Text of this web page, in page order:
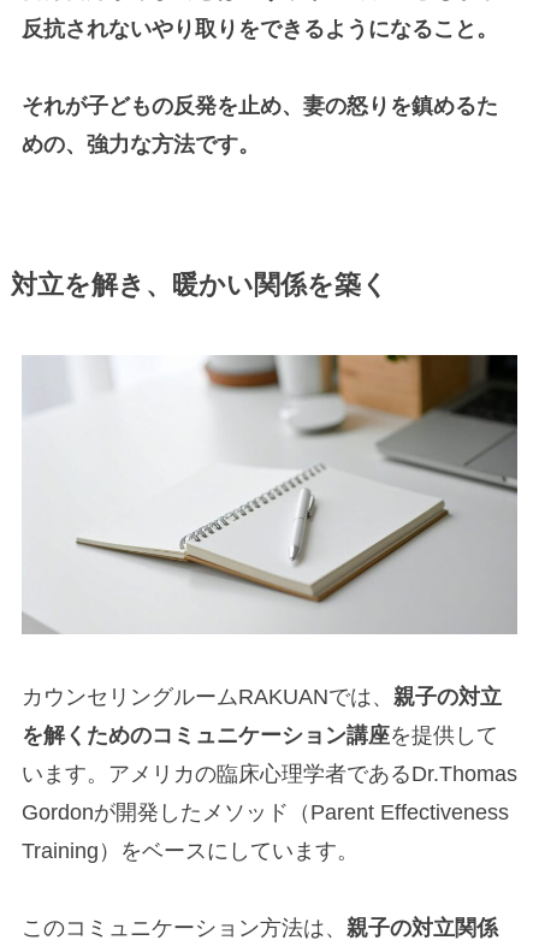
反抗されないやり取りをできるようになること。
それが子どもの反発を止め、妻の怒りを鎮めるた
めの、強力な方法です。
対立を解き、暖かい関係を築く
カウンセリングルームRAKUANでは、 親子の対立
を解くためのコミュニケーション講座を提供して
います。アメリカの臨床心理学者であるDr.Thomas
Gordonが開発したメソッド（Parent Effectiveness
Training）をベースにしています。
このコミュニケーション方法は、 親子の対立関係